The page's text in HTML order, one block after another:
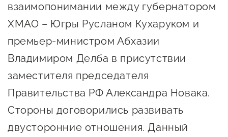
предпринимателей
Проекты
Поддержка центра
Истории успеха
О центре
Поддержка центра
Календарь
мероприятий для
предпринимателей
Истории успеха
Оказание услуг в
социальной сфере
поддержки
О центре
Проекты
Поддержка центра
Центр инновационно-
технологического и
креативного
О центре
Центр поддержки экспорта
взаимопонимании между губернатором
ХМАО – Югры Русланом Кухаруком и
премьер‑министром Абхазии
Владимиром Делба в присутствии
заместителя председателя
Правительства РФ Александра Новака.
Стороны договорились развивать
двусторонние отношения. Данный